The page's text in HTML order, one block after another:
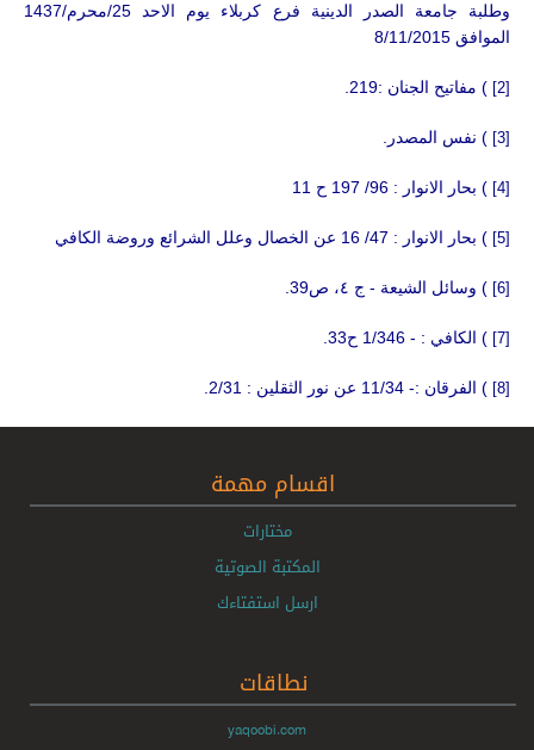
وطلبة جامعة الصدر الدينية فرع كربلاء يوم الاحد 25/محرم/1437
الموافق 8/11/2015
[2] ) مفاتيح الجنان :219.
[3] ) نفس المصدر.
[4] ) بحار الانوار : 96/ 197 ح 11
[5] ) بحار الانوار : 47/ 16 عن الخصال وعلل الشرائع وروضة الكافي
[6]
) وسائل الشيعة - ج ٤ ، ص39.
[7] ) الكافي : - 1/346 ح33.
[8] ) الفرقان :- 11/34 عن نور الثقلين : 2/31.
اقسام مهمة
مختارات
المكتبة الصوتية
ارسل استفتاءك
نطاقات
yaqoobi.com